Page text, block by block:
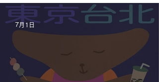
想フ舉行追加專場演出
7月1日